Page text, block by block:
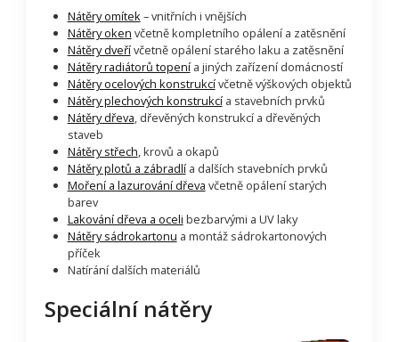
Nátěry omítek– vnitřních i vnějších
Nátěry oken včetně kompletního opálení a zatěsnění
Nátěry dveřívčetně opálení starého laku a zatěsnění
Nátěry radiátorů topenía jiných zařízení domácností
Nátěry ocelových konstrukcívčetně výškových objektů
Nátěry plechových konstrukcía stavebních prvků
Nátěry dřeva, dřevěných konstrukcí a dřevěných
staveb
Nátěry střech, krovů a okapů
Nátěry plotů a zábradlía dalších stavebních prvků
Moření a lazurování dřeva včetně opálení starých
barev
Lakování dřeva a oceli bezbarvými a UV laky
Nátěry sádrokartonu a montáž sádrokartonových
příček
Natírání dalších materiálů
Speciální nátěry